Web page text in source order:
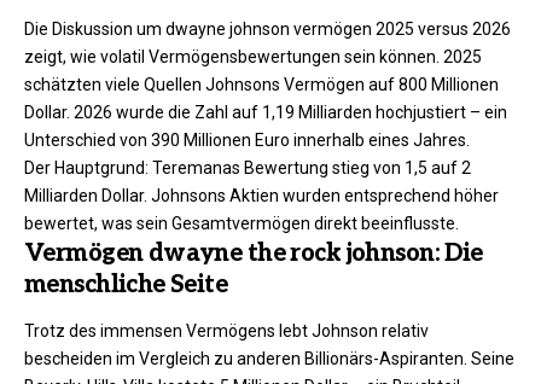
Die Diskussion um dwayne johnson vermögen 2025 versus 2026
zeigt, wie volatil Vermögensbewertungen sein können. 2025
schätzten viele Quellen Johnsons Vermögen auf 800 Millionen
Dollar. 2026 wurde die Zahl auf 1,19 Milliarden hochjustiert – ein
Unterschied von 390 Millionen Euro innerhalb eines Jahres.
Der Hauptgrund: Teremanas Bewertung stieg von 1,5 auf 2
Milliarden Dollar. Johnsons Aktien wurden entsprechend höher
bewertet, was sein Gesamtvermögen direkt beeinflusste.
Vermögen dwayne the rock johnson: Die
menschliche Seite
Trotz des immensen Vermögens lebt Johnson relativ
bescheiden im Vergleich zu anderen Billionärs-Aspiranten. Seine